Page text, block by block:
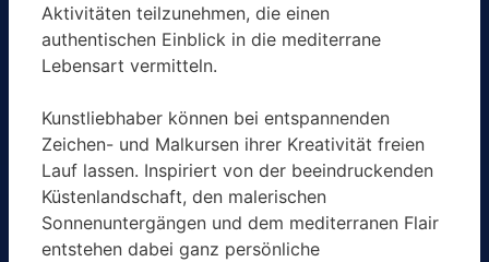
Aktivitäten teilzunehmen, die einen
authentischen Einblick in die mediterrane
Lebensart vermitteln.
Kunstliebhaber können bei entspannenden
Zeichen- und Malkursen ihrer Kreativität freien
Lauf lassen. Inspiriert von der beeindruckenden
Küstenlandschaft, den malerischen
Sonnenuntergängen und dem mediterranen Flair
entstehen dabei ganz persönliche